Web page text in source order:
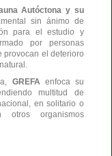
Autóctona y su
sin ánimo de
para el estudio y
por personas
provocan el deterioro
GREFAenfoca su
multitud de
en solitario o
otros organismos